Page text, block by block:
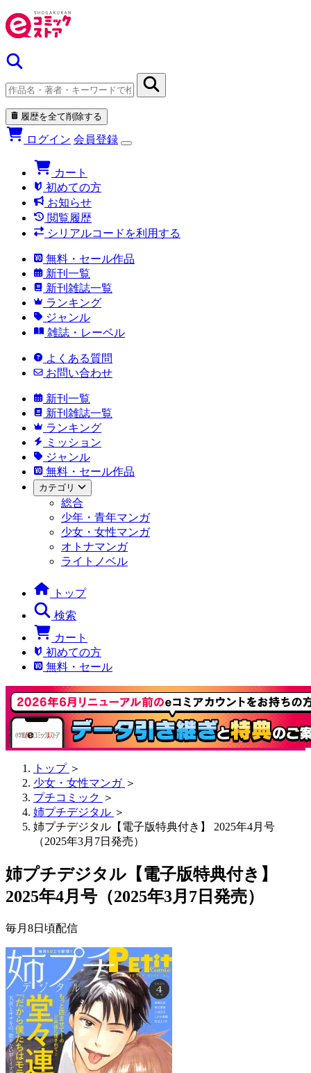
履歴を全て削除する
ログイン 会員登録
カート
初めての方
お知らせ
閲覧履歴
シリアルコードを利用する
無料・セール作品
新刊一覧
新刊雑誌一覧
ランキング
ジャンル
雑誌・レーベル
よくある質問
お問い合わせ
新刊一覧
新刊雑誌一覧
ランキング
ミッション
ジャンル
無料・セール作品
カテゴリ
総合
少年・青年マンガ
少女・女性マンガ
オトナマンガ
ライトノベル
トップ
検索
カート
初めての方
無料・セール
トップ ＞
少女・女性マンガ ＞
プチコミック ＞
姉プチデジタル ＞
姉プチデジタル【電子版特典付き】 2025年4月号
（2025年3月7日発売）
姉プチデジタル【電子版特典付き】
2025年4月号（2025年3月7日発売）
毎月8日頃配信